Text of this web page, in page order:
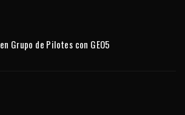
Grupo de Pilotes con GEO5